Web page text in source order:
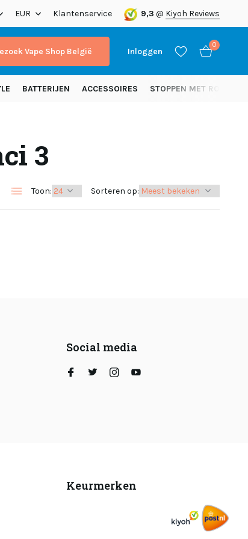
50 euro (NL)
EUR Klantenservice 9,3 @ Kiyoh Reviews
Vape Shop België Inloggen
0
BATTERIJEN ACCESSOIRES STOPPEN MET ROKEN
3
Toon: Sorteren op:
Social media
Keurmerken